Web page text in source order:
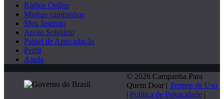
Rádios Online
Minhas campanhas
Meu Instituto
Apoio Solidário
Painel de Arrecadação
Perfil
Ajuda
© 2026 Campanha Para
Quem Doar | Termos de Uso
| Política de Privacidade |